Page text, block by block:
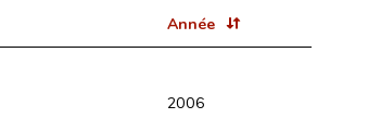
Année
2006